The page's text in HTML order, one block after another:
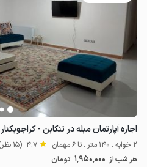
اجاره آپارتمان مبله در تنکابن - کراجوبکنار
2 خوابه . 140 متر . تا 6 مهمان 4.7 (15 نظر)
هر شب از 1٬950٬000 تومان